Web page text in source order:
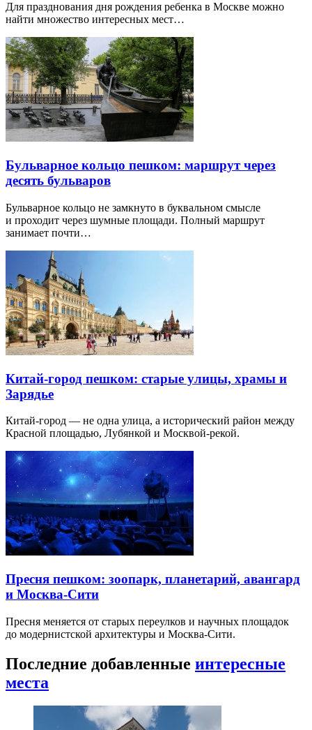
Для празднования дня рождения ребенка в Москве можно
найти множество интересных мест…
Бульварное кольцо пешком: маршрут через
десять бульваров
Бульварное кольцо не замкнуто в буквальном смысле
и проходит через шумные площади. Полный маршрут
занимает почти…
Китай-город пешком: старые улицы, храмы и
Зарядье
Китай-город — не одна улица, а исторический район между
Красной площадью, Лубянкой и Москвой-рекой.
Пресня пешком: зоопарк, планетарий, авангард
и Москва-Сити
Пресня меняется от старых переулков и научных площадок
до модернистской архитектуры и Москва-Сити.
Последние добавленные интересные
места